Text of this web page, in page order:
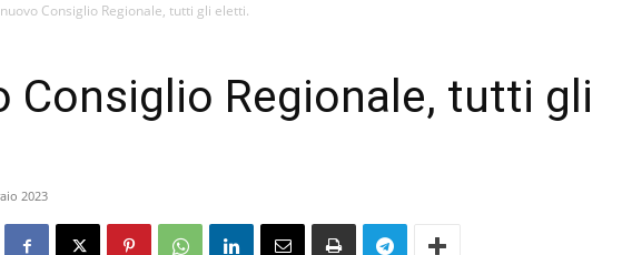
Consiglio Regionale, tutti gli eletti.
Consiglio Regionale, tutti gli
2023